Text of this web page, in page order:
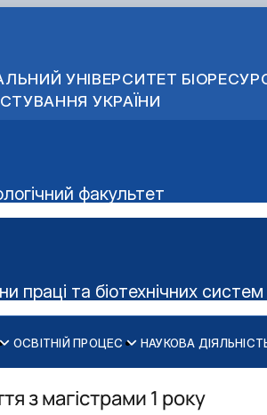
УНІВЕРСИТЕТ
УКРАЇНИ
факультет
праці та біотехнічних
ОСВІТНІЙ ПРОЦЕС НАУКОВА
з магістрами 1 року